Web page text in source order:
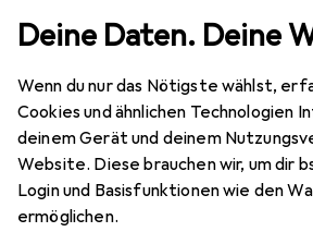
Deine Daten. Deine
Wenn du nur das Nötigste wählst,
Cookies und ähnlichen Technologien
deinem Gerät und deinem
Website. Diese brauchen wir, um dir
Login und Basisfunktionen wie den
ermöglichen.
Wanddekoration Bilderrahmen
7 Bilder 1 Video
ChiCuraHolzrahmen -
EUR
22,90